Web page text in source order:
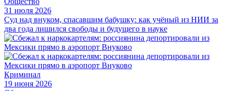
31 июля 2026
Суд над внуком, спасавшим бабушку: как учёный из НИИ за
два года лишился свободы и будущего в науке
Криминал
19 июня 2026